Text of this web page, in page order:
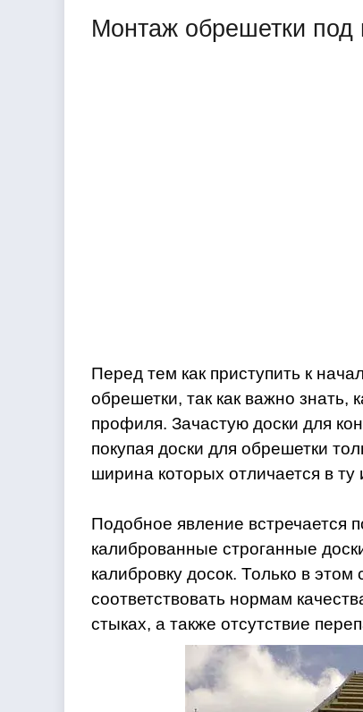
Монтаж обрешетки под
Перед тем как приступить к
обрешетки, так как важно знать,
профиля. Зачастую доски для
покупая доски для обрешетки
ширина которых отличается в
Подобное явление встречается
калиброванные строганные
калибровку досок. Только в
соответствовать нормам
стыках, а также отсутствие